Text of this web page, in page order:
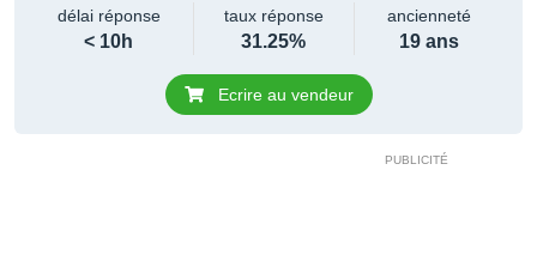
délai réponse
< 10h
taux réponse
31.25%
ancienneté
19 ans
Ecrire au vendeur